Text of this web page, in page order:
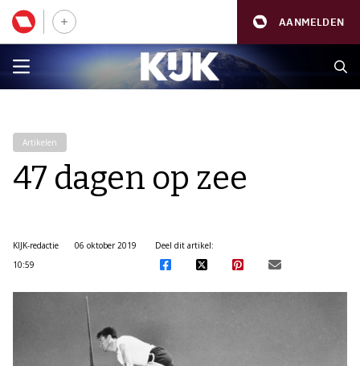
AANMELDEN
Artikelen
47 dagen op zee
KIJK-redactie
06 oktober 2019
10:59
Deel dit artikel: